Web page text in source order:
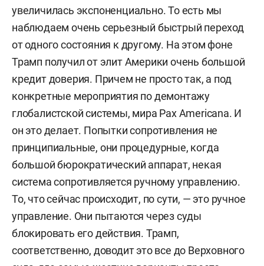
В 1997-м окончил физмат-лицей № 1511 при
МИФИ (ранее ФМШ № 542).
1997–2003 — МИФИ, факультет
информационной безопасности, диплом с
отличием.
2002–2005 — экономико-аналитический
2007–2010 — Институт психологии им.
Выготского РГГУ, кафедра социальной
психологии, диплом с отличием.
Обучался в технической аспирантуре, но к
моменту ее завершения изучаемые вопросы
увеличилась экспоненциально. То есть мы
наблюдаем очень серьезный быстрый переход
от одного состояния к другому. На этом фоне
Трамп получил от элит Америки очень большой
кредит доверия. Причем не просто так, а под
конкретные мероприятия по демонтажу
глобалистской системы, мира PaxAmericana. И
он это делает. Попытки сопротивления не
принципиальные, они процедурные, когда
большой бюрократический аппарат, некая
система сопротивляется ручному управлению.
То, что сейчас происходит, по сути, — это ручное
управление. Они пытаются через суды
блокировать его действия. Трамп,
соответственно, доводит это все до Верховного